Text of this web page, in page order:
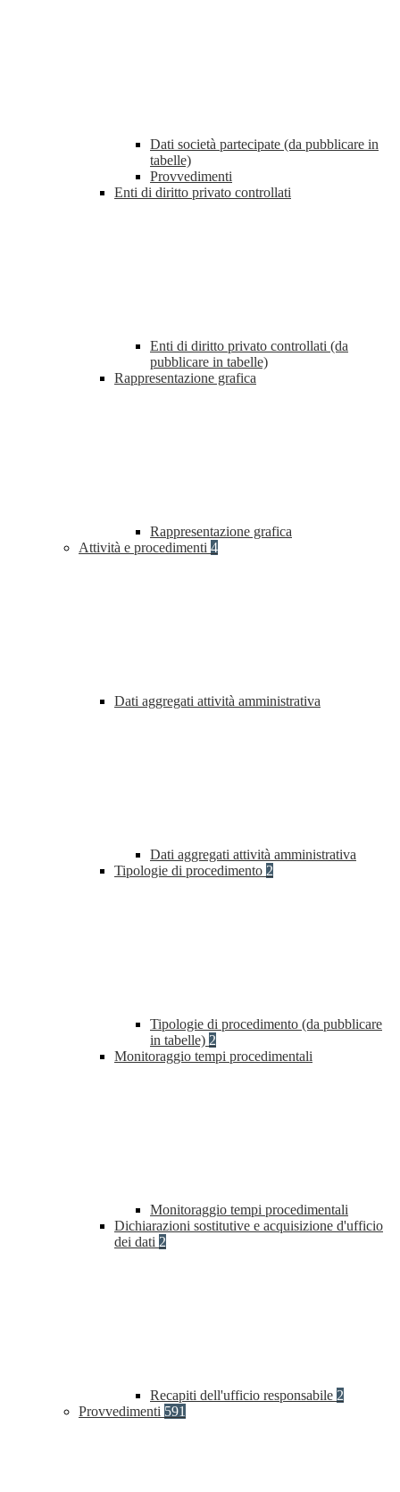
Dati società partecipate (da pubblicare in
tabelle)
Provvedimenti
Enti di diritto privato controllati
Enti di diritto privato controllati (da
pubblicare in tabelle)
Rappresentazione grafica
Rappresentazione grafica
Attività e procedimenti 4
Dati aggregati attività amministrativa
Dati aggregati attività amministrativa
Tipologie di procedimento 2
Tipologie di procedimento (da pubblicare
in tabelle) 2
Monitoraggio tempi procedimentali
Monitoraggio tempi procedimentali
Dichiarazioni sostitutive e acquisizione d'ufficio
dei dati 2
Recapiti dell'ufficio responsabile 2
Provvedimenti 591